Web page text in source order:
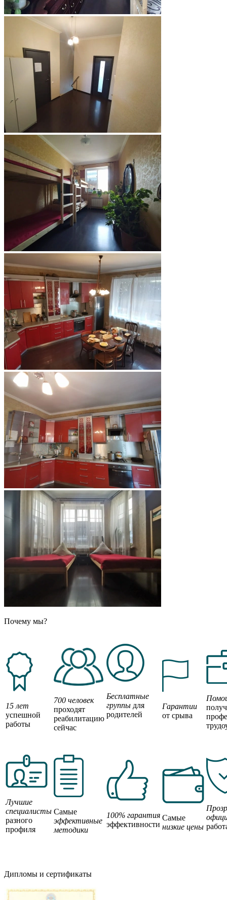
Почему мы?
15 лет
успешной
работы
700 человек
проходят
реабилитацию
сейчас
Бесплатные
группы для
родителей
Гарантии
от срыва
Лучшие
специалисты
разного
профиля
Самые
эффективные
методики
100% гарантия
эффективности
Самые
низкие цены
Дипломы и сертификаты